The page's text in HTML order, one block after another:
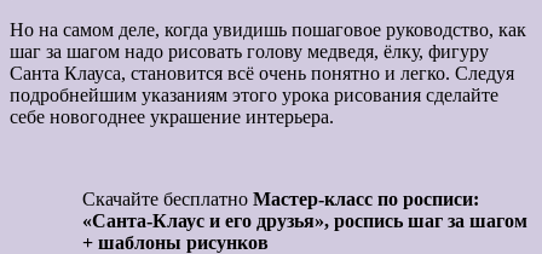
Но на самом деле, когда увидишь пошаговое руководство, как
шаг за шагом надо рисовать голову медведя, ёлку, фигуру
Санта Клауса, становится всё очень понятно и легко. Следуя
подробнейшим указаниям этого урока рисования сделайте
себе новогоднее украшение интерьера.
Скачайте бесплатно Мастер-класс по росписи:
«Санта-Клаус и его друзья», роспись шаг за шагом
+ шаблоны рисунков